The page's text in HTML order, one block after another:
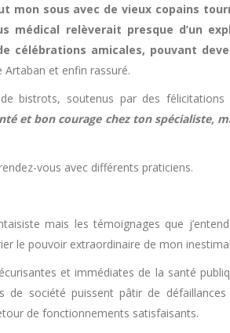
mon sous avec de vieux copains
médical relèverait presque d’un
célébrations amicales, pouvant
et enfin rassuré.
bistrots, soutenus par des
et bon courage chez ton spécialiste,
vous avec différents praticiens.
mais les témoignages que
le pouvoir extraordinaire de mon
et immédiates de la santé
société puissent pâtir de défaillances
de fonctionnements satisfaisants.